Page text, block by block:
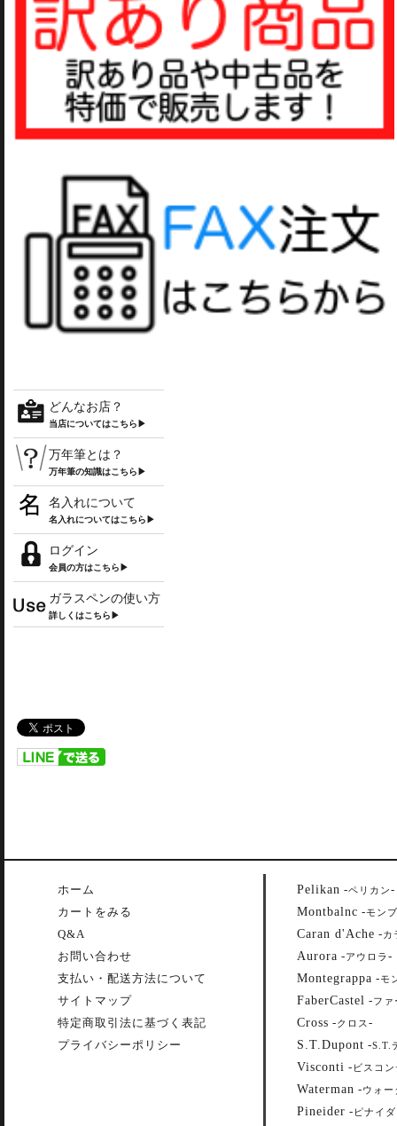
どんなお店？
当店についてはこちら▶
万年筆とは？
万年筆の知識はこちら▶
名入れについて
名入れについてはこちら▶
ログイン
会員の方はこちら▶
ガラスペンの使い方
詳しくはこちら▶
ホーム
カートをみる
Q&A
お問い合わせ
支払い・配送方法について
サイトマップ
特定商取引法に基づく表記
プライバシーポリシー
Pelikan -ペリカン-
Montbalnc -モン
Caran d'Ache -カ
Aurora -アウロラ -
Montegrappa -モ
FaberCastel -ファ
Cross -クロス -
S.T.Dupont -S.T.
Visconti - ビスコ
Waterman -ウォー
Pineider - ピナイ